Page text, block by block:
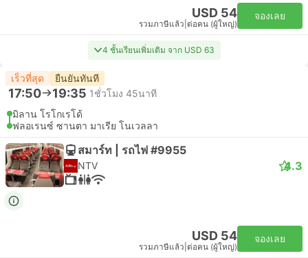
USD 54
รวมภาษีแล้ว ต่อคน (ผู้ใหญ่)
จองเลย
4 ชั้นเรียนเพิ่มเติม จาก USD 63
เร็วที่สุด ยืนยันทันที
17:50 19:35 1ชั่วโมง 45นาที
มิลาน โรโกเรโด้
ฟลอเรนซ์ ซานตา มาเรีย โนเวลลา
สมาร์ท | รถไฟ #9955
NTV 4.3
USD 54
รวมภาษีแล้ว ต่อคน (ผู้ใหญ่)
จองเลย